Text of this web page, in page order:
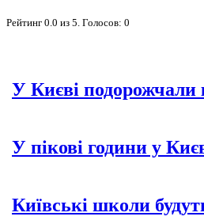
Рейтинг 0.0 из 5. Голосов: 0
У Києві подорожчали
У пікові години у
Київські школи